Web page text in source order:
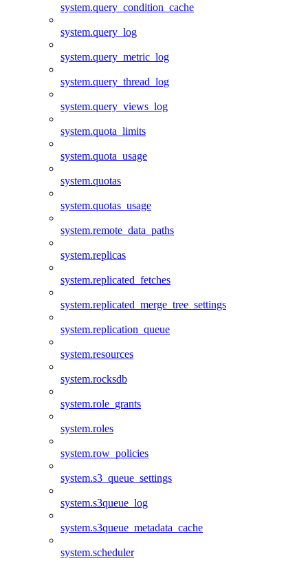
system.query_condition_cache
system.query_log
system.query_metric_log
system.query_thread_log
system.query_views_log
system.quota_limits
system.quota_usage
system.quotas
system.quotas_usage
system.remote_data_paths
system.replicas
system.replicated_fetches
system.replicated_merge_tree_settings
system.replication_queue
system.resources
system.rocksdb
system.role_grants
system.roles
system.row_policies
system.s3_queue_settings
system.s3queue_log
system.s3queue_metadata_cache
system.scheduler